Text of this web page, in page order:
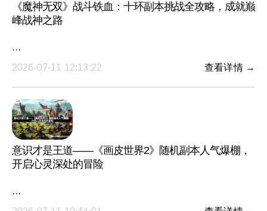
《魔神无双》战斗铁血：十环副本挑战全攻略，成就巅
峰战神之路
···
2026-07-11 12:13:22
查看详情 →
意识才是王道——《画皮世界2》随机副本人气爆棚，
开启心灵深处的冒险
···